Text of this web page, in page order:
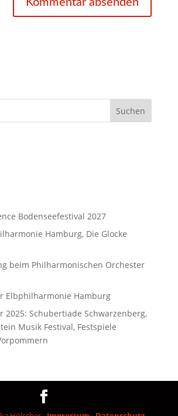
Bodenseefestival 2027
Hamburg, Die Glocke
beim Philharmonischen Orchester
Elbphilharmonie Hamburg
2025: Schubertiade Schwarzenberg,
Musik Festival, Festspiele